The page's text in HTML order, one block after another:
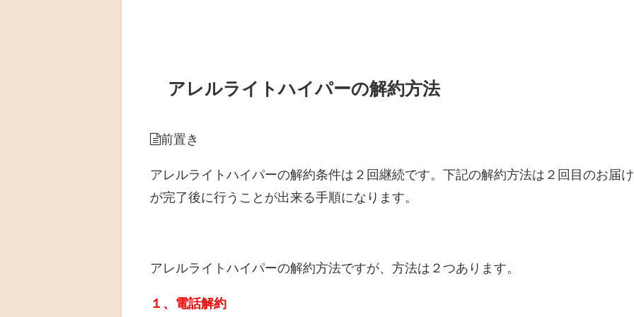
アレルライトハイパーの解約方法
前置き
アレルライトハイパーの解約条件は２回継続です。下記の解約方法は２回目のお届け
が完了後に行うことが出来る手順になります。
アレルライトハイパーの解約方法ですが、方法は２つあります。
１、電話解約